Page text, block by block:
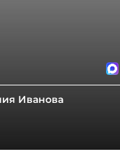
Иванова